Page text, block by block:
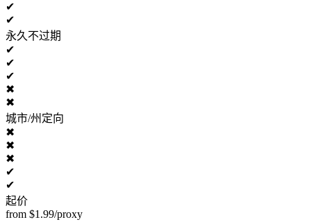
✔
✔
永久不过期
✔
✔
✔
✖
✖
城市/州定向
✖
✖
✖
✔
✔
起价
from $1.99/proxy